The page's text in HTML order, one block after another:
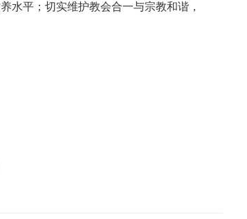
水平；切实维护教会合一与宗教和谐，